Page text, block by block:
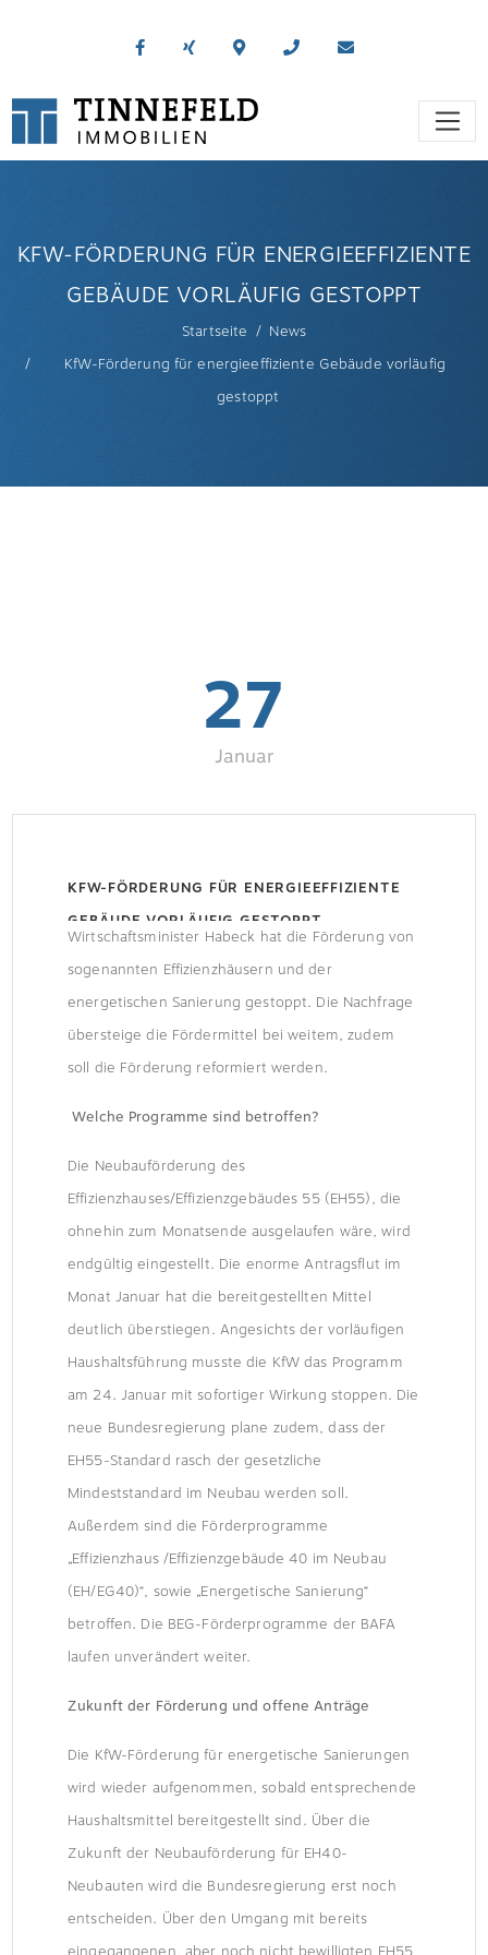
KFW-FÖRDERUNG FÜR ENERGIEEFFIZIENTE
GEBÄUDE VORLÄUFIG GESTOPPT
Startseite
News
KfW-Förderung für energieeffiziente Gebäude vorläufig
gestoppt
27
Januar
KFW-FÖRDERUNG FÜR ENERGIEEFFIZIENTE
GEBÄUDE VORLÄUFIG GESTOPPT
Wirtschaftsminister Habeck hat die Förderung von
sogenannten Effizienzhäusern und der
energetischen Sanierung gestoppt. Die Nachfrage
übersteige die Fördermittel bei weitem, zudem
soll die Förderung reformiert werden.
Welche Programme sind betroffen?
Die Neubauförderung des
Effizienzhauses/Effizienzgebäudes 55 (EH55), die
ohnehin zum Monatsende ausgelaufen wäre, wird
endgültig eingestellt. Die enorme Antragsflut im
Monat Januar hat die bereitgestellten Mittel
deutlich überstiegen. Angesichts der vorläufigen
Haushaltsführung musste die KfW das Programm
am 24. Januar mit sofortiger Wirkung stoppen. Die
neue Bundesregierung plane zudem, dass der
EH55-Standard rasch der gesetzliche
Mindeststandard im Neubau werden soll.
Außerdem sind die Förderprogramme
„Effizienzhaus /Effizienzgebäude 40 im Neubau
(EH/EG40)“, sowie „Energetische Sanierung“
betroffen. Die BEG-Förderprogramme der BAFA
laufen unverändert weiter.
Zukunft der Förderung und offene Anträge
Die KfW-Förderung für energetische Sanierungen
wird wieder aufgenommen, sobald entsprechende
Haushaltsmittel bereitgestellt sind. Über die
Zukunft der Neubauförderung für EH40-
Neubauten wird die Bundesregierung erst noch
entscheiden. Über den Umgang mit bereits